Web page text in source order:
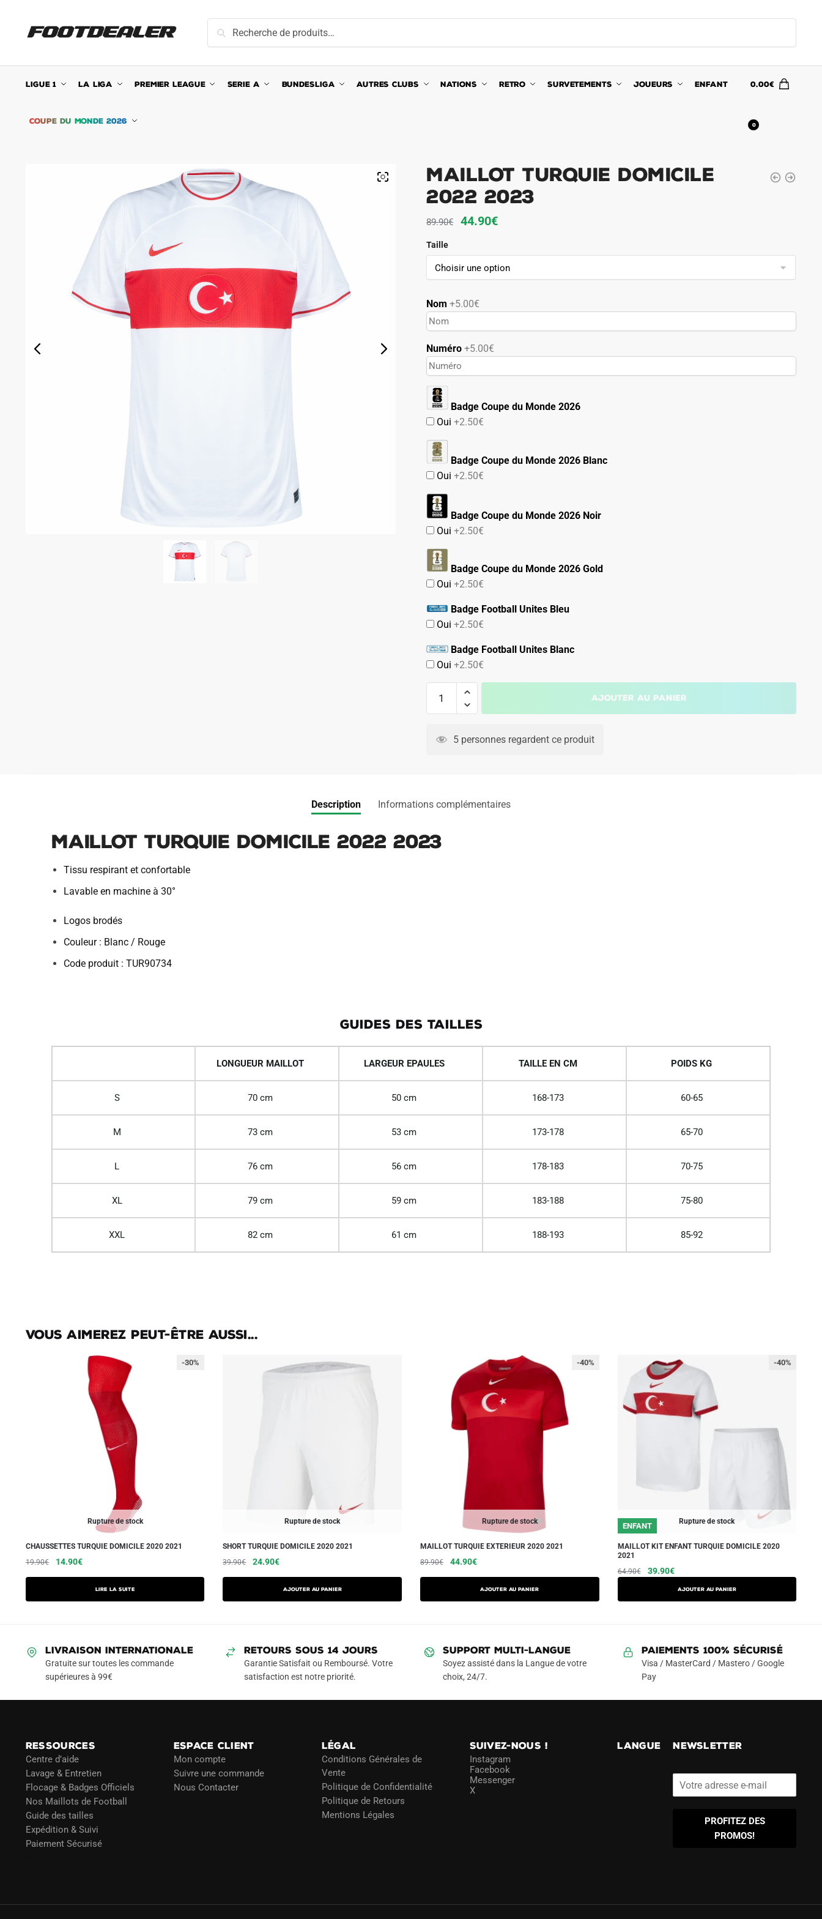
navigation
content
pour :
Recherche
LIGUE 1 LA LIGA PREMIER LEAGUE SERIE A BUNDESLIGA AUTRES CLUBS NATIONS RETRO SURVETEMENTS JOUEURS ENFANT
COUPE DU MONDE 2026
0.00€
0
MAILLOT TURQUIE DOMICILE
2022 2023
89.90€
Le
initial
était :
44.90€Le
actuel
est :
Taille
Nom +5.00€
Numéro+5.00€
Badge Coupe du Monde 2026
Oui+2.50€
Badge Coupe du Monde 2026 Blanc
Oui+2.50€
Badge Coupe du Monde 2026 Noir
Oui+2.50€
Badge Coupe du Monde 2026 Gold
Oui+2.50€
Badge Football Unites Bleu
Oui+2.50€
Badge Football Unites Blanc
Oui+2.50€
TURQUIE
Ajouter au panier
5 personnes regardent ce produit
Description Informations complémentaires
MAILLOT TURQUIE DOMICILE 2022 2023
Tissu respirant et confortable
Lavable en machine à 30°
Logos brodés
Couleur : Blanc / Rouge
Code produit : TUR90734
GUIDES DES TAILLES
LONGUEUR MAILLOT LARGEUR EPAULES TAILLE EN CM POIDS KG
S 70 cm 50 cm 168-173 60-65
M 73 cm 53 cm 173-178 65-70
L 76 cm 56 cm 178-183 70-75
XL 79 cm 59 cm 183-188 75-80
XXL 82 cm 61 cm 188-193 85-92
Vous aimerez peut-être aussi...
Rupture de stock
-30%
CHAUSSETTES TURQUIE DOMICILE 2020 2021
19.90€
Le
était :
14.90€Le
actuel
est :
Lire la suite
Rupture de stock
SHORT TURQUIE DOMICILE 2020 2021
39.90€
Le
était :
24.90€Le
actuel
est :
AJOUTER AU PANIER
Ce
produit
a
options
peuvent
être
choisies
Rupture de stock
-40%
MAILLOT TURQUIE EXTERIEUR 2020 2021
89.90€
Le
était :
44.90€Le
actuel
est :
AJOUTER AU PANIER
Ce
produit
a
options
peuvent
être
choisies
page
du
produit
Rupture de stock
ENFANT
-40%
MAILLOT KIT ENFANT TURQUIE DOMICILE 2020
2021
64.90€
Le
39.90€Le
AJOUTER AU PANIER
Ce
produit
a
Les
options
produit
LIVRAISON INTERNATIONALE
Gratuite sur toutes les commande
supérieures à 99€
RETOURS SOUS 14 JOURS
Garantie Satisfait ou Remboursé. Votre
satisfaction est notre priorité.
SUPPORT MULTI-LANGUE
Soyez assisté dans la Langue de votre
choix, 24/7.
Paiements 100% Sécurisé
Visa / MasterCard / Mastero / Google
Pay
RESSOURCES
Centre d’aide
Lavage & Entretien
Flocage & Badges Officiels
Nos Maillots de Football
Guide des tailles
Expédition & Suivi
Paiement Sécurisé
ESPACE CLIENT
Mon compte
Suivre une commande
Nous Contacter
LÉGAL
Conditions Générales de
Vente
Politique de Confidentialité
Politique de Retours
Mentions Légales
SUIVEZ-NOUS !
Instagram
Facebook
Messenger
X
LANGUE NEWSLETTER
PROFITEZ DES
PROMOS!